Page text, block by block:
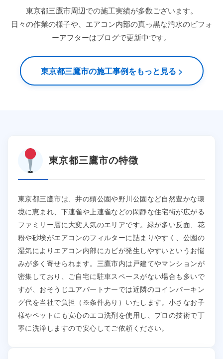
東京都三鷹市周辺での施工実績が多数ございます。
日々の作業の様子や、エアコン内部の真っ黒な汚水のビフォ
ーアフターはブログで更新中です。
東京都三鷹市の施工事例をもっと見る >
東京都三鷹市の特徴
東京都三鷹市は、井の頭公園や野川公園など自然豊かな環
境に恵まれ、下連雀や上連雀などの閑静な住宅街が広がる
ファミリー層に大変人気のエリアです。緑が多い反面、花
粉や砂埃がエアコンのフィルターに詰まりやすく、公園の
湿気によりエアコン内部にカビが発生しやすいというお悩
みが多く寄せられます。三鷹市内は戸建てやマンションが
密集しており、ご自宅に駐車スペースがない場合も多いで
すが、おそうじユアパートナーでは近隣のコインパーキン
グ代を当社で負担（※条件あり）いたします。小さなお子
様やペットにも安心のエコ洗剤を使用し、プロの技術で丁
寧に洗浄しますので安心してご依頼ください。